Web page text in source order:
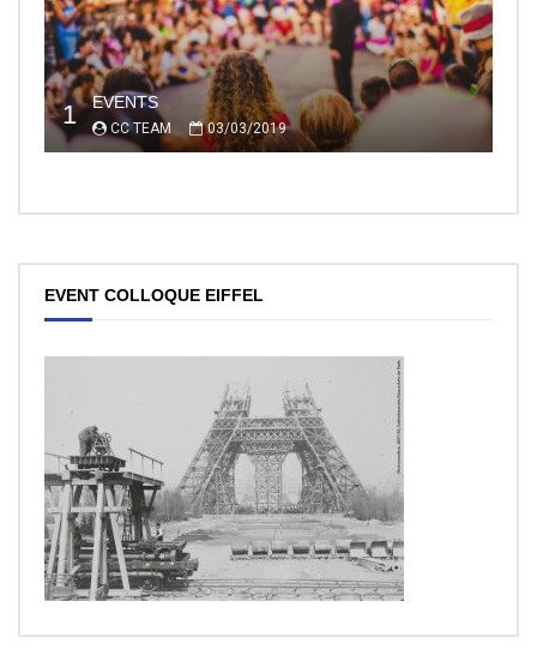
1 EVENTS
CC TEAM 03/03/2019
EVENT COLLOQUE EIFFEL